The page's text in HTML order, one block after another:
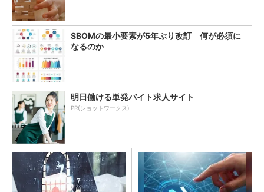
SBOMの最小要素が5年ぶり改訂 何が必須に
なるのか
明日働ける単発バイト求人サイト
PR(ショットワークス)